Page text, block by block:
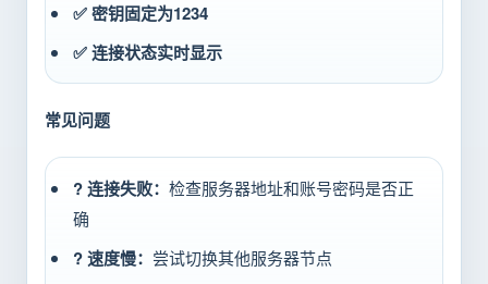
✅ 密钥固定为1234
✅ 连接状态实时显示
常见问题
? 连接失败： 检查服务器地址和账号密码是否正
确
? 速度慢： 尝试切换其他服务器节点